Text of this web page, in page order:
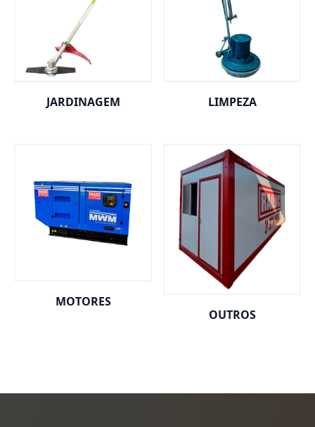
JARDINAGEM LIMPEZA
MOTORES
OUTROS